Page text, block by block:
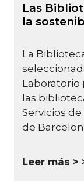
Las
la
La
Laboratorio
las
Servicios
de
Leer más >